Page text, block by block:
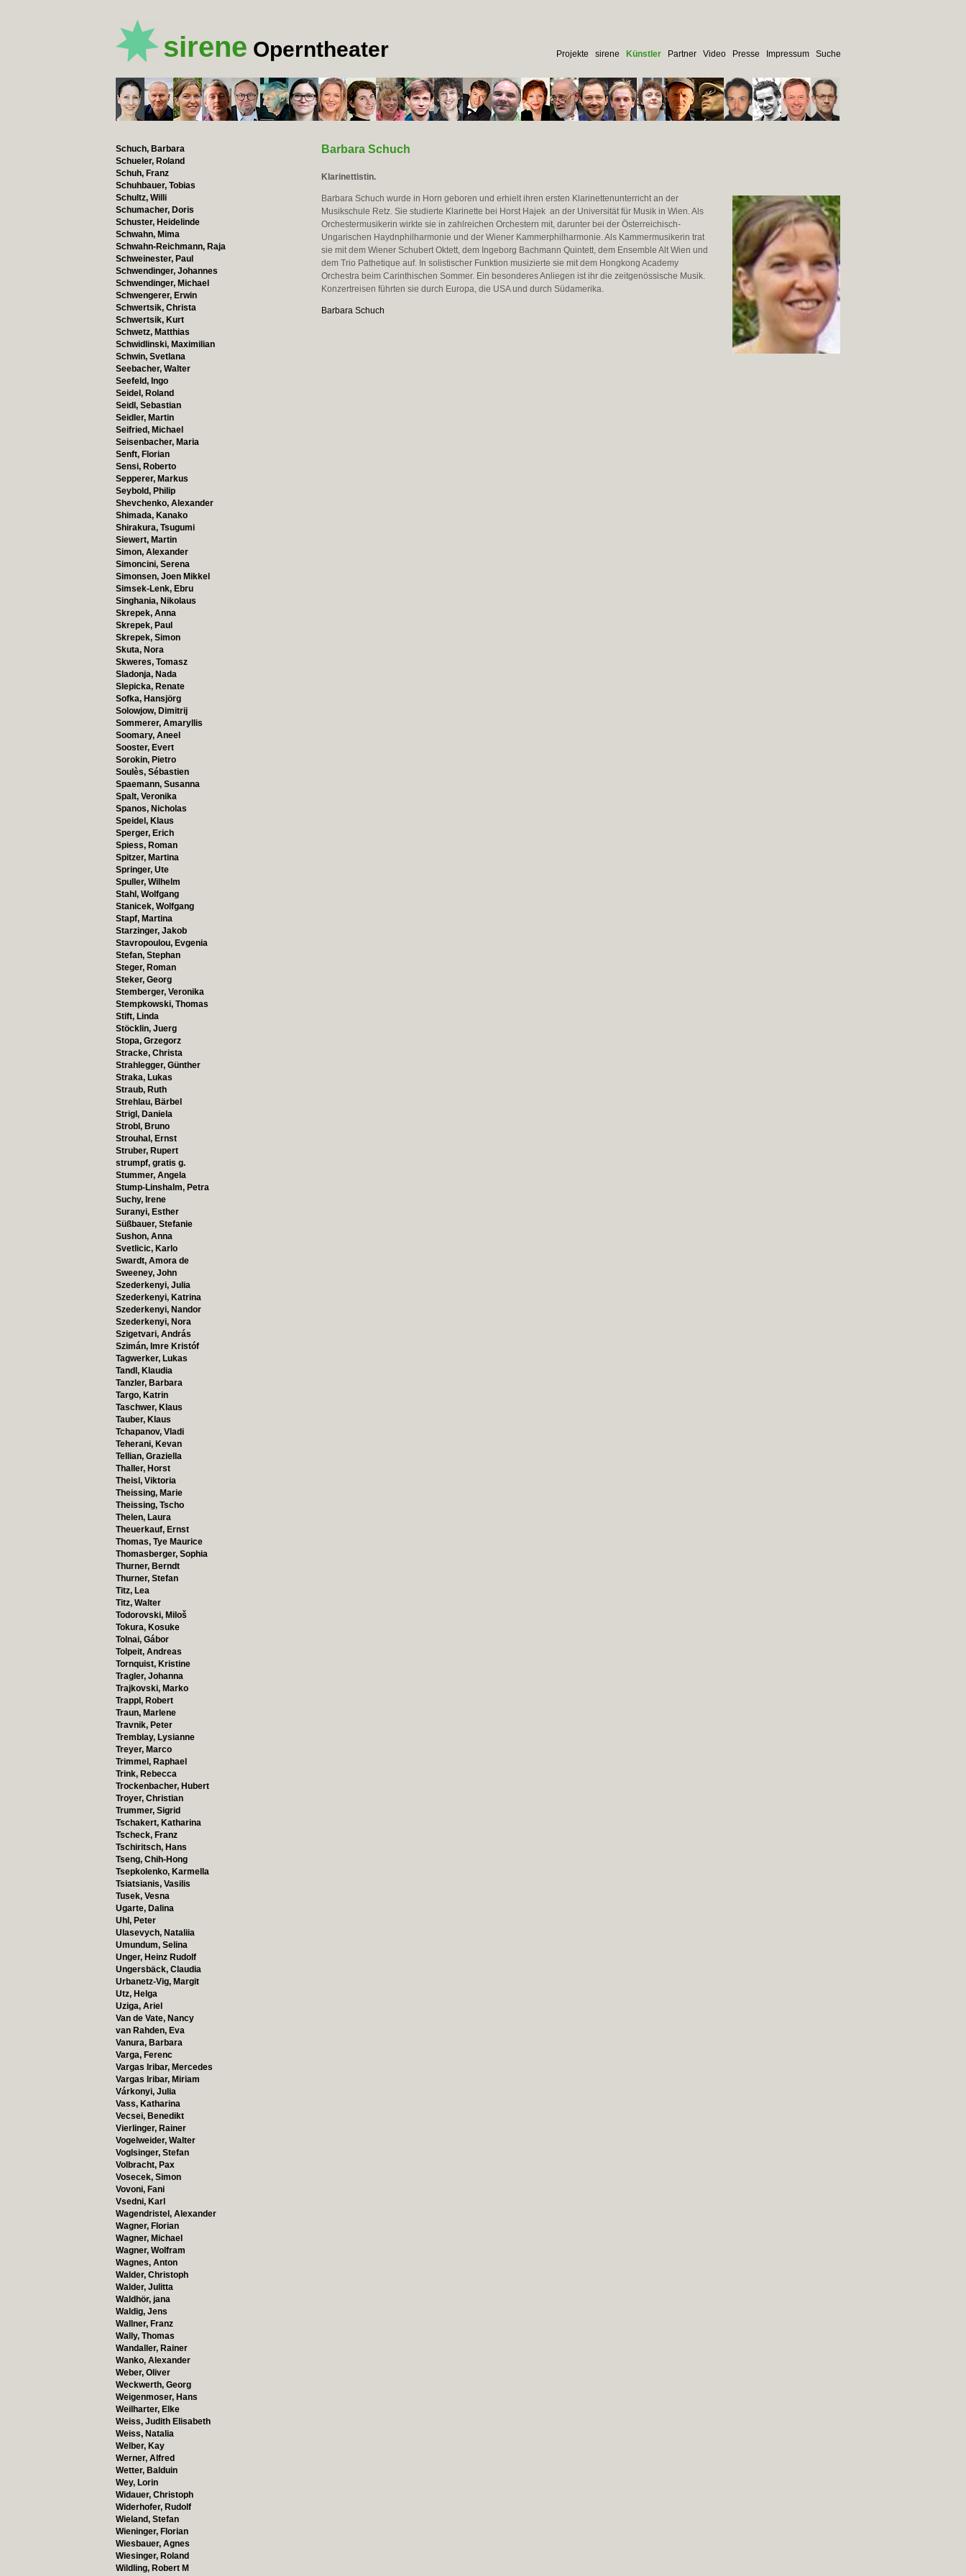
sirene Operntheater Projekte sirene Künstler Partner Video Presse Impressum Suche
Schuch, Barbara
Schueler, Roland
Schuh, Franz
Schuhbauer, Tobias
Schultz, Willi
Schumacher, Doris
Schuster, Heidelinde
Schwahn, Mima
Schwahn-Reichmann, Raja
Schweinester, Paul
Schwendinger, Johannes
Schwendinger, Michael
Schwengerer, Erwin
Schwertsik, Christa
Schwertsik, Kurt
Schwetz, Matthias
Schwidlinski, Maximilian
Schwin, Svetlana
Seebacher, Walter
Seefeld, Ingo
Seidel, Roland
Seidl, Sebastian
Seidler, Martin
Seifried, Michael
Seisenbacher, Maria
Senft, Florian
Sensi, Roberto
Sepperer, Markus
Seybold, Philip
Shevchenko, Alexander
Shimada, Kanako
Shirakura, Tsugumi
Siewert, Martin
Simon, Alexander
Simoncini, Serena
Simonsen, Joen Mikkel
Simsek-Lenk, Ebru
Singhania, Nikolaus
Skrepek, Anna
Skrepek, Paul
Skrepek, Simon
Skuta, Nora
Skweres, Tomasz
Sladonja, Nada
Slepicka, Renate
Sofka, Hansjörg
Solowjow, Dimitrij
Sommerer, Amaryllis
Soomary, Aneel
Sooster, Evert
Sorokin, Pietro
Soulès, Sébastien
Spaemann, Susanna
Spalt, Veronika
Spanos, Nicholas
Speidel, Klaus
Sperger, Erich
Spiess, Roman
Spitzer, Martina
Springer, Ute
Spuller, Wilhelm
Stahl, Wolfgang
Stanicek, Wolfgang
Stapf, Martina
Starzinger, Jakob
Stavropoulou, Evgenia
Stefan, Stephan
Steger, Roman
Steker, Georg
Stemberger, Veronika
Stempkowski, Thomas
Stift, Linda
Stöcklin, Juerg
Stopa, Grzegorz
Stracke, Christa
Strahlegger, Günther
Straka, Lukas
Straub, Ruth
Strehlau, Bärbel
Strigl, Daniela
Strobl, Bruno
Strouhal, Ernst
Struber, Rupert
strumpf, gratis g.
Stummer, Angela
Stump-Linshalm, Petra
Suchy, Irene
Suranyi, Esther
Süßbauer, Stefanie
Sushon, Anna
Svetlicic, Karlo
Swardt, Amora de
Sweeney, John
Szederkenyi, Julia
Szederkenyi, Katrina
Szederkenyi, Nandor
Szederkenyi, Nora
Szigetvari, András
Szimán, Imre Kristóf
Tagwerker, Lukas
Tandl, Klaudia
Tanzler, Barbara
Targo, Katrin
Taschwer, Klaus
Tauber, Klaus
Tchapanov, Vladi
Teherani, Kevan
Tellian, Graziella
Thaller, Horst
Theisl, Viktoria
Theissing, Marie
Theissing, Tscho
Thelen, Laura
Theuerkauf, Ernst
Thomas, Tye Maurice
Thomasberger, Sophia
Thurner, Berndt
Thurner, Stefan
Titz, Lea
Titz, Walter
Todorovski, Miloš
Tokura, Kosuke
Tolnai, Gábor
Tolpeit, Andreas
Tornquist, Kristine
Tragler, Johanna
Trajkovski, Marko
Trappl, Robert
Traun, Marlene
Travnik, Peter
Tremblay, Lysianne
Treyer, Marco
Trimmel, Raphael
Trink, Rebecca
Trockenbacher, Hubert
Troyer, Christian
Trummer, Sigrid
Tschakert, Katharina
Tscheck, Franz
Tschiritsch, Hans
Tseng, Chih-Hong
Tsepkolenko, Karmella
Tsiatsianis, Vasilis
Tusek, Vesna
Ugarte, Dalina
Uhl, Peter
Ulasevych, Nataliia
Umundum, Selina
Unger, Heinz Rudolf
Ungersbäck, Claudia
Urbanetz-Vig, Margit
Utz, Helga
Uziga, Ariel
Van de Vate, Nancy
van Rahden, Eva
Vanura, Barbara
Varga, Ferenc
Vargas Iribar, Mercedes
Vargas Iribar, Miriam
Várkonyi, Julia
Vass, Katharina
Vecsei, Benedikt
Vierlinger, Rainer
Vogelweider, Walter
Voglsinger, Stefan
Volbracht, Pax
Vosecek, Simon
Vovoni, Fani
Vsedni, Karl
Wagendristel, Alexander
Wagner, Florian
Wagner, Michael
Wagner, Wolfram
Wagnes, Anton
Walder, Christoph
Walder, Julitta
Waldhör, jana
Waldig, Jens
Wallner, Franz
Wally, Thomas
Wandaller, Rainer
Wanko, Alexander
Weber, Oliver
Weckwerth, Georg
Weigenmoser, Hans
Weilharter, Elke
Weiss, Judith Elisabeth
Weiss, Natalia
Welber, Kay
Werner, Alfred
Wetter, Balduin
Wey, Lorin
Widauer, Christoph
Widerhofer, Rudolf
Wieland, Stefan
Wieninger, Florian
Wiesbauer, Agnes
Wiesinger, Roland
Wildling, Robert M
Barbara Schuch
Klarinettistin.
Barbara Schuch wurde in Horn geboren und erhielt ihren ersten Klarinettenunterricht an der
Musikschule Retz. Sie studierte Klarinette bei Horst Hajek an der Universität für Musik in Wien. Als
Orchestermusikerin wirkte sie in zahlreichen Orchestern mit, darunter bei der Österreichisch-
Ungarischen Haydnphilharmonie und der Wiener Kammerphilharmonie. Als Kammermusikerin trat
sie mit dem Wiener Schubert Oktett, dem Ingeborg Bachmann Quintett, dem Ensemble Alt Wien und
dem Trio Pathetique auf. In solistischer Funktion musizierte sie mit dem Hongkong Academy
Orchestra beim Carinthischen Sommer. Ein besonderes Anliegen ist ihr die zeitgenössische Musik.
Konzertreisen führten sie durch Europa, die USA und durch Südamerika.
Barbara Schuch